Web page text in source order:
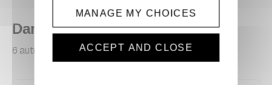
Dans la même catégorie
6 autres produits sélectionnés pour vous
MANAGE MY CHOICES
ACCEPT AND CLOSE